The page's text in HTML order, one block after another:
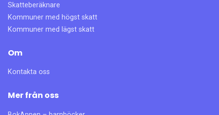
Skatteberäknare
Kommuner med högst skatt
Kommuner med lägst skatt
Om
Kontakta oss
Mer från oss